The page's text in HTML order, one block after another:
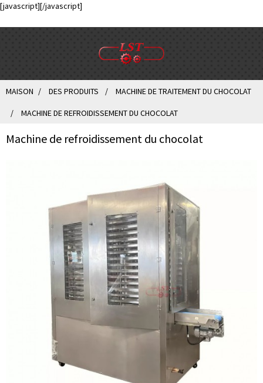
[javascript][/javascript]
MAISON DES PRODUITS MACHINE DE TRAITEMENT DU CHOCOLAT
MACHINE DE REFROIDISSEMENT DU CHOCOLAT
Machine de refroidissement du chocolat